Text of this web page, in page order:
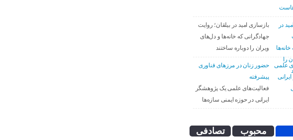
بازسازی امید در بیلقان؛ روایت
جهادگرانی که خانه‌ها و دل‌های
ویران را دوباره ساختند
حضور زنان در مرزهای فناوری
پیشرفته
فعالیت‌های علمی یک پژوهشگر
ایرانی در حوزه ایمنی سازه‌ها
محبوب تصادفی